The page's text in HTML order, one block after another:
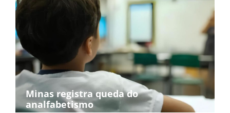
Minas registra queda do
analfabetismo